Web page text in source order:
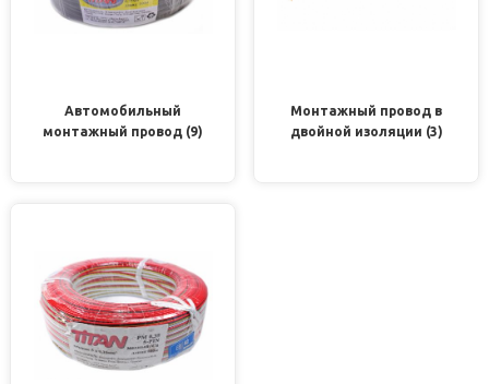
Автомобильный
монтажный провод (9)
Монтажный провод в
двойной изоляции (3)